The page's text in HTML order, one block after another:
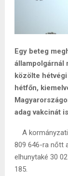
Egy beteg
állampolgárnál
közölte
hétfőn,
adag vakcinát
A kormányzati
809 646-ra nőtt
elhunytaké 30
185.